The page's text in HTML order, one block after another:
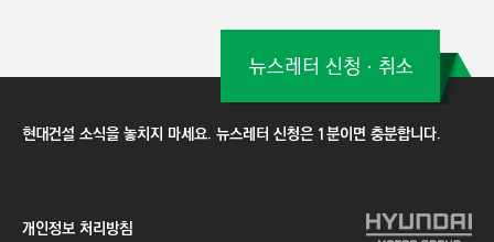
현대건설 소식을 놓치지 마세요. 뉴스레터 신청은 1분이면 충분합니다.
뉴스레터 신청ㆍ취소
개인정보 처리방침